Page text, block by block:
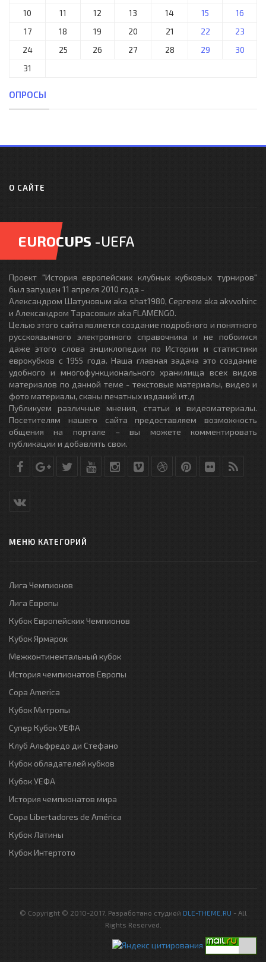
10
11 12 13 14 15
16
17
18 19 20 21 22
23
24
25 26 27 28 29
30
31
ОПРОСЫ
О САЙТЕ
EUROCUPS -UEFA
Проект "История европейских клубных кубковых турниров"
был запущен 11 апреля 2010 года -
Александром Шатуновым aka shat1980, Сергеем aka akvvohinc
и Александром Тарасовым aka FLAMENGO.
Целью этого сайта является создание подробного и понятного
русскоязычного электронного справочника и не побоимся
даже этого слова энциклопедии по Истории и статистики
еврокубков с 1955 года. Наша главная задача это создание
удобного и многофункционального хранилища всех видов
материалов по данной теме - текстовые материалы, видео и
фото материалы, сканы печатных изданий ит.д
Публикуем различные мнения, статьи и видеоматериалы.
Посетителям нашего сайта предоставляем возможность
общения на портале – вы можете комментировать
публикации и добавлять свои.
МЕНЮ КАТЕГОРИЙ
Лига Чемпионов
Лига Европы
Кубок Европейских Чемпионов
Кубок Ярмарок
Межконтинентальный кубок
История чемпионатов Европы
Copa America
Кубок Митропы
Супер Кубок УЕФА
Клуб Альфредо ди Стефано
Кубок обладателей кубков
Кубок УЕФА
История чемпионатов мира
Copa Libertadores de América
Кубок Латины
Кубок Интертото
© Copyright © 2010-2017. Разработано студией DLE-THEME.RU - All
Rights Reserved.